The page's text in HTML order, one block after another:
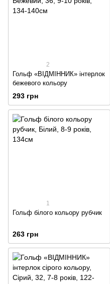
2
Гольф «ВІДМІННИК» інтерлок
бежевого кольору
293 грн
1
Гольф білого кольору рубчик
263 грн